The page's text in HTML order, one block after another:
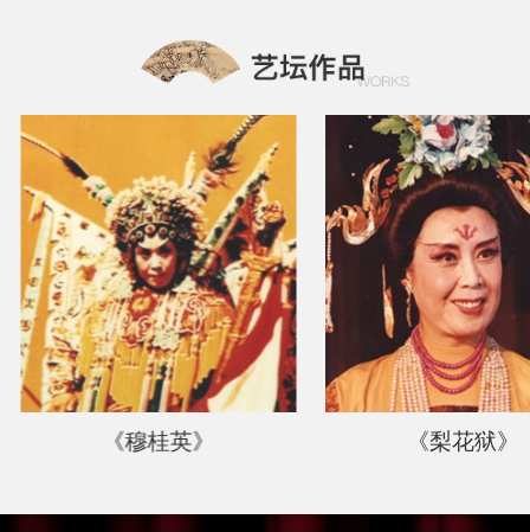
《穆桂英》 《梨花狱》